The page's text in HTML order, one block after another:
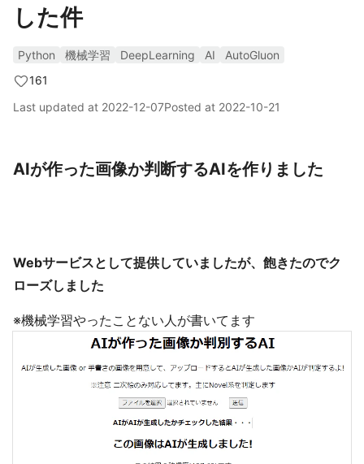
した件
Python 機械学習 DeepLearning AI
AutoGluon
161
Last updated at 2022-12-07Posted at 2022-10-21
AIが作った画像か判断するAIを作りました
Webサービスとして提供していましたが、飽きたのでク
ローズしました
※機械学習やったことない人が書いてます